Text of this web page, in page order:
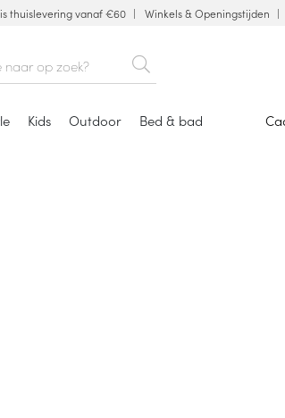
thuislevering vanaf €60 Winkels & Openingstijden
Kids Outdoor Bed & bad